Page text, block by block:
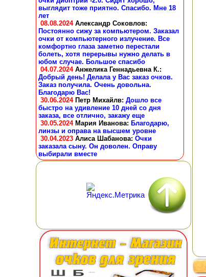
выглядит тоже приятно. Спасибо. Мне 18
лет
08.08.2024 Александр Соковлов:
Постоянно сижу за компьютером. Заказал
очки от компьютерного излучение. Все
комфортно глаза заметно перестали
болеть, хотя перерывы нужно делать в
юбом случае. Большое спасибо
04.07.2024 Анжелика Геннадьевна К.:
Добрый день! Делала у Вас заказ очков.
Заказ получила. Очень довольна.
Благодарю Вас!
30.06.2024 Петр Михайлв: Дошло все
быстро на удивление 10 дней со дня
заказа, все отлично, закажу еще
30.05.2024 Мария Иванова: Благодарю,
линзы и оправа на высшем уровне
30.04.2023 Алиса Шабанова: Очки
заказала сыну. Он доволен. Оправу
выбирали вместе